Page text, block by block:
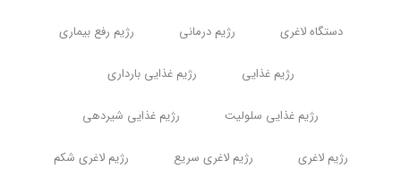
دستگاه لاغری رژیم درمانی رژیم رفع بیماری
رژیم غذایی رژیم غذایی بارداری
رژیم غذایی سلولیت رژیم غذایی شیردهی
رژیم لاغری رژیم لاغری سریع رژیم لاغری شکم